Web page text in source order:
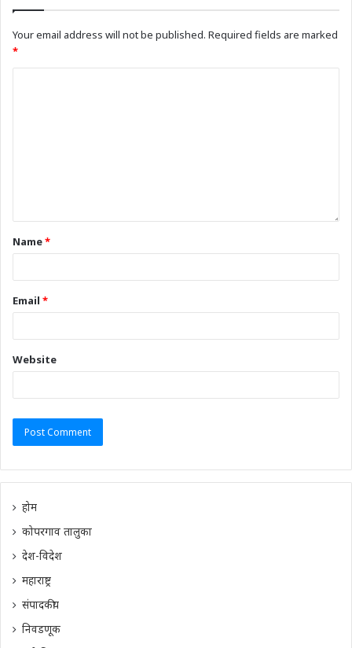
Your email address will not be published. Required fields are marked
*
Name*
Email *
Website
होम
कोपरगाव तालुका
देश-विदेश
महाराष्ट्र
संपादकीय
निवडणूक